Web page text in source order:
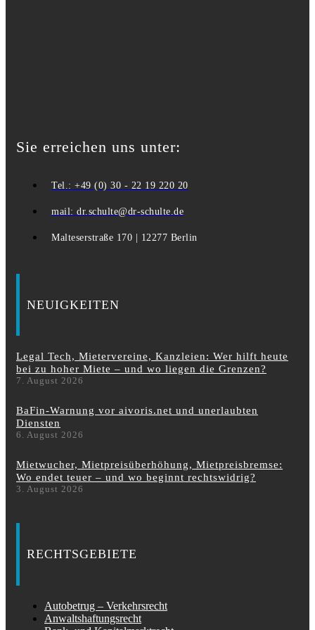
Sie erreichen uns unter:
Tel.: +49 (0) 30 - 22 19 220 20
mail: dr.schulte@dr-schulte.de
Malteserstraße 170 | 12277 Berlin
NEUIGKEITEN
Legal Tech, Mietervereine, Kanzleien: Wer hilft heute
bei zu hoher Miete – und wo liegen die Grenzen?
7. August 2026
BaFin-Warnung vor aivoris.net und unerlaubten
Diensten
6. August 2026
Mietwucher, Mietpreisüberhöhung, Mietpreisbremse:
Wo endet teuer – und wo beginnt rechtswidrig?
3. August 2026
RECHTSGEBIETE
Autobetrug – Verkehrsrecht
Anwaltshaftungsrecht